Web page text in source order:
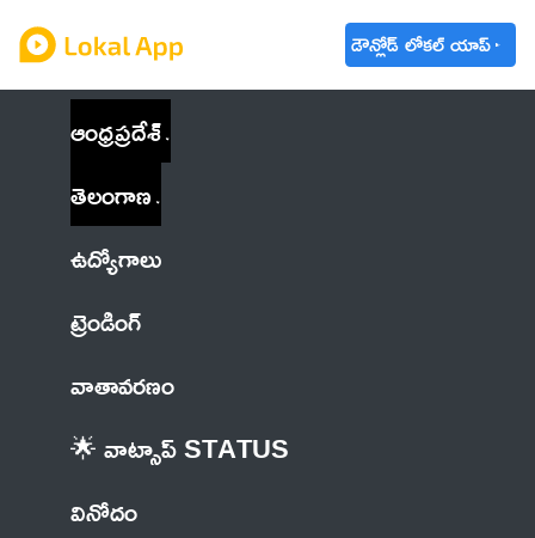
డౌన్లోడ్ లోకల్ యాప్
ఆంధ్రప్రదేశ్
తెలంగాణ
ఉద్యోగాలు
ట్రెండింగ్
వాతావరణం
🌟 వాట్సాప్ STATUS
వినోదం